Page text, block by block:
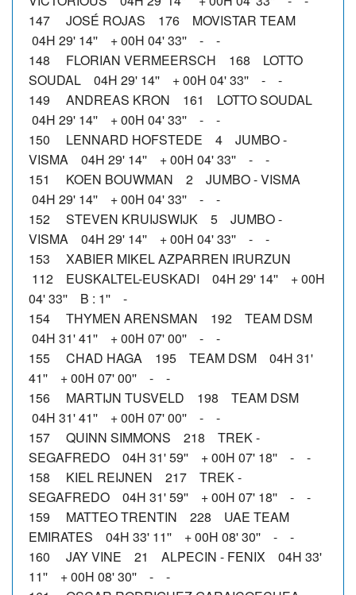
147 JOSÉ ROJAS 176 MOVISTAR TEAM
04H 29' 14'' + 00H 04' 33'' - -
148 FLORIAN VERMEERSCH 168 LOTTO
SOUDAL 04H 29' 14'' + 00H 04' 33'' - -
149 ANDREAS KRON 161 LOTTO SOUDAL
04H 29' 14'' + 00H 04' 33'' - -
150 LENNARD HOFSTEDE 4 JUMBO -
VISMA 04H 29' 14'' + 00H 04' 33'' - -
151 KOEN BOUWMAN 2 JUMBO - VISMA
04H 29' 14'' + 00H 04' 33'' - -
152 STEVEN KRUIJSWIJK 5 JUMBO -
VISMA 04H 29' 14'' + 00H 04' 33'' - -
153 XABIER MIKEL AZPARREN IRURZUN
112 EUSKALTEL-EUSKADI 04H 29' 14'' + 00H
04' 33'' B : 1'' -
154 THYMEN ARENSMAN 192 TEAM DSM
04H 31' 41'' + 00H 07' 00'' - -
155 CHAD HAGA 195 TEAM DSM 04H 31'
41'' + 00H 07' 00'' - -
156 MARTIJN TUSVELD 198 TEAM DSM
04H 31' 41'' + 00H 07' 00'' - -
157 QUINN SIMMONS 218 TREK -
SEGAFREDO 04H 31' 59'' + 00H 07' 18'' - -
158 KIEL REIJNEN 217 TREK -
SEGAFREDO 04H 31' 59'' + 00H 07' 18'' - -
159 MATTEO TRENTIN 228 UAE TEAM
EMIRATES 04H 33' 11'' + 00H 08' 30'' - -
160 JAY VINE 21 ALPECIN - FENIX 04H 33'
11'' + 00H 08' 30'' - -